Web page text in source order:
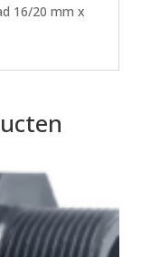
16/20 mm x